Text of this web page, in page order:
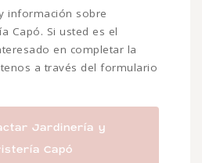
información sobre
Capó. Si usted es el
en completar la
a través del formulario
Jardinería y
Capó